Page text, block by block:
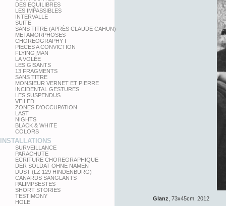
DES EQUILIBRES
LES IMPASSIBLES
INTERVALLE
SUITE
SANS TITRE (APRÈS CLAUDE CAHUN)
METAMORPHOSES
CHOREOGRAPHY I
PIECES A CONVICTION
FLYING MAN
LA VOLÉE
LES GISANTS
13 FRAGMENTS
SANS TITRE
MONSIEUR VERNET ET PIERRE
INCIDENTAL GESTURES
LES SUSPENDUS
VEILED
ZONES D'OCCUPATION
LAST
NIGHTS
BLACK & WHITE
COLORS
INSTALLATIONS
SURVEILLANCE
PARACHUTE
ECRITURE CHOREGRAPHIQUE
DER SOLDAT OHNE NAMEN
DUST (LZ 129 HINDENBURG)
CANARDS SANGLANTS
PALIMPSESTES
SHORT STORIES
TESTIMONY
HOLE
Glanz , 73x45cm, 2012